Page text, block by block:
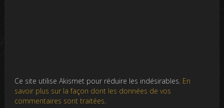
Ce site utilise Akismet pour réduire les indésirables. En
savoir plus sur la façon dont les données de vos
commentaires sont traitées.